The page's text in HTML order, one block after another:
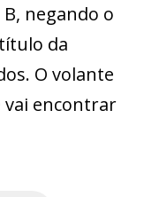
negando o
da
O volante
vai encontrar